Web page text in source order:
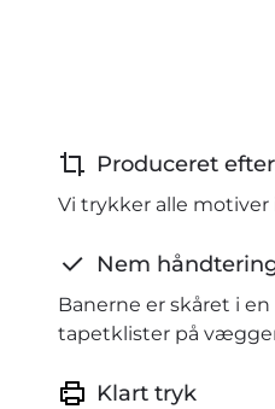
Produceret
Vi trykker alle motiver
Nem
Banerne er skåret i
tapetklister på
Klart tryk